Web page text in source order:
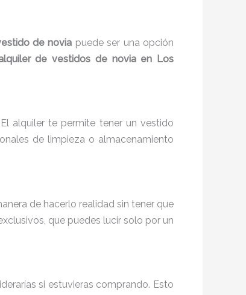
de novia puede ser una opción
de vestidos de novia en Los
alquiler te permite tener un vestido
de limpieza o almacenamiento
de hacerlo realidad sin tener que
que puedes lucir solo por un
si estuvieras comprando. Esto